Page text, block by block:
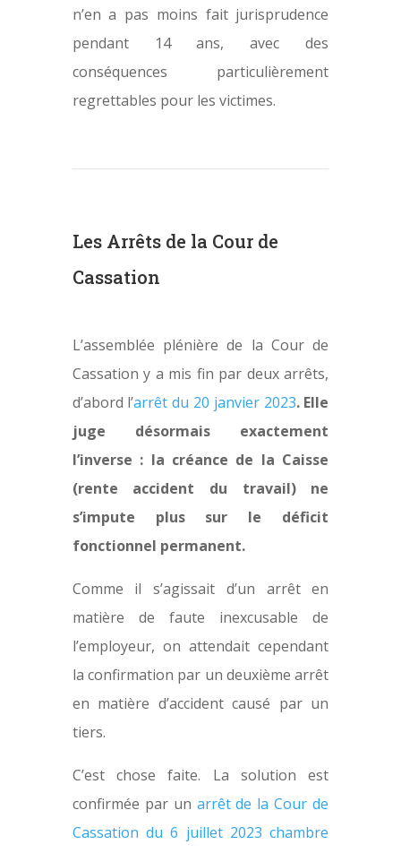
n’en a pas moins fait jurisprudence
pendant 14 ans, avec des
conséquences particulièrement
regrettables pour les victimes.
Les Arrêts de la Cour de
Cassation
L’assemblée plénière de la Cour de
Cassation y a mis fin par deux arrêts,
d’abord l’arrêt du 20 janvier 2023. Elle
juge désormais exactement
l’inverse : la créance de la Caisse
(rente accident du travail) ne
s’impute plus sur le déficit
fonctionnel permanent.
Comme il s’agissait d’un arrêt en
matière de faute inexcusable de
l’employeur, on attendait cependant
la confirmation par un deuxième arrêt
en matière d’accident causé par un
tiers.
C’est chose faite. La solution est
confirmée par un arrêt de la Cour de
Cassation du 6 juillet 2023 chambre